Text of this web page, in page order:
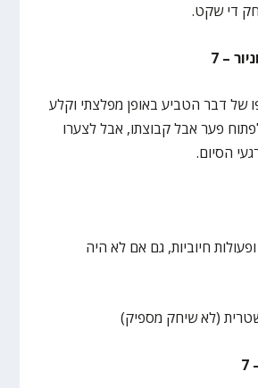
די שקט.
– 7
של דבר הטביע באופן מפלצתי וקלע
פער אבל קבוצתו, אבל לצערו
הסיום.
חיוביות, גם אם לא היה
(לא שיחק מספיק)